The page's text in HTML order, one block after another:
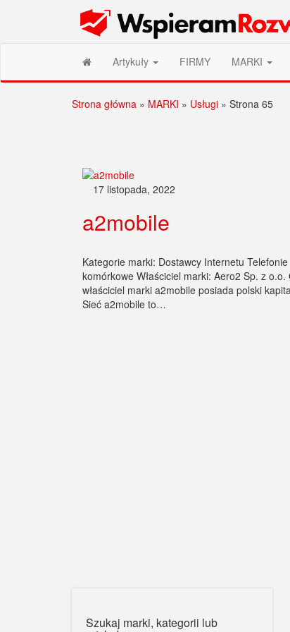
Wspieram Rozwój PL
Artykuły FIRMY MARKI
Strona główna » MARKI » Usługi » Strona 65
17 listopada, 2022
a2mobile
Kategorie marki: Dostawcy Internetu Telefonie
komórkowe Właściciel marki: Aero2 Sp. z o.o.
właściciel marki a2mobile posiada polski
Sieć a2mobile to…
Stronicowanie
wpisów
Szukaj marki, kategorii lub